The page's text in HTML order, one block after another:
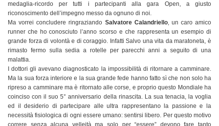
medaglia-ricordo per tutti i partecipanti alla gara Open, a giusto
riconoscimento dell’impegno messo da ognuno di noi.
Ma vorrei concludere ringraziando Salvatore Calandriello, un caro amico
runner che ho conosciuto l’anno scorso e che rappresenta un esempio di
grande forza di volontà e di coraggio. Infatti Salvo una vita da maratoneta, è
rimasto fermo sulla sedia a rotelle per parecchi anni a seguito di una
malattia.
I dottori gli avevano diagnosticato la impossibilità di ritornare a camminare.
Ma la sua forza interiore e la sua grande fede hanno fatto sì che non solo ha
ripreso a camminare ma è ritornato alle corse, e proprio questo Mondiale ha
coinciso con il suo 5° anniversario della rinascita. La sua tenacia, la voglia
ed il desiderio di partecipare alle ultra rappresentano la passione e la
necessità fisiologica di ogni essere umano: sentirsi libero. Per questo motivo
correre senza alcuna velleità ma solo per “essere” devono fare tanto